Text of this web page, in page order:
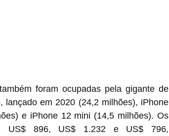
foram ocupadas pela gigante de
lançado em 2020 (24,2 milhões), iPhone
e iPhone 12 mini (14,5 milhões). Os
US$ 896, US$ 1.232 e US$ 796,